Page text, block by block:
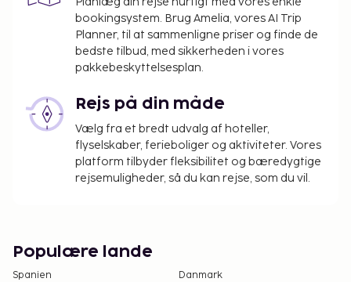
bookingsystem. Brug Amelia, vores AI Trip
Planner, til at sammenligne priser og finde de
bedste tilbud, med sikkerheden i vores
pakkebeskyttelsesplan.
Rejs på din måde
Vælg fra et bredt udvalg af hoteller,
flyselskaber, ferieboliger og aktiviteter. Vores
platform tilbyder fleksibilitet og bæredygtige
rejsemuligheder, så du kan rejse, som du vil.
Populære lande
Spanien
Danmark